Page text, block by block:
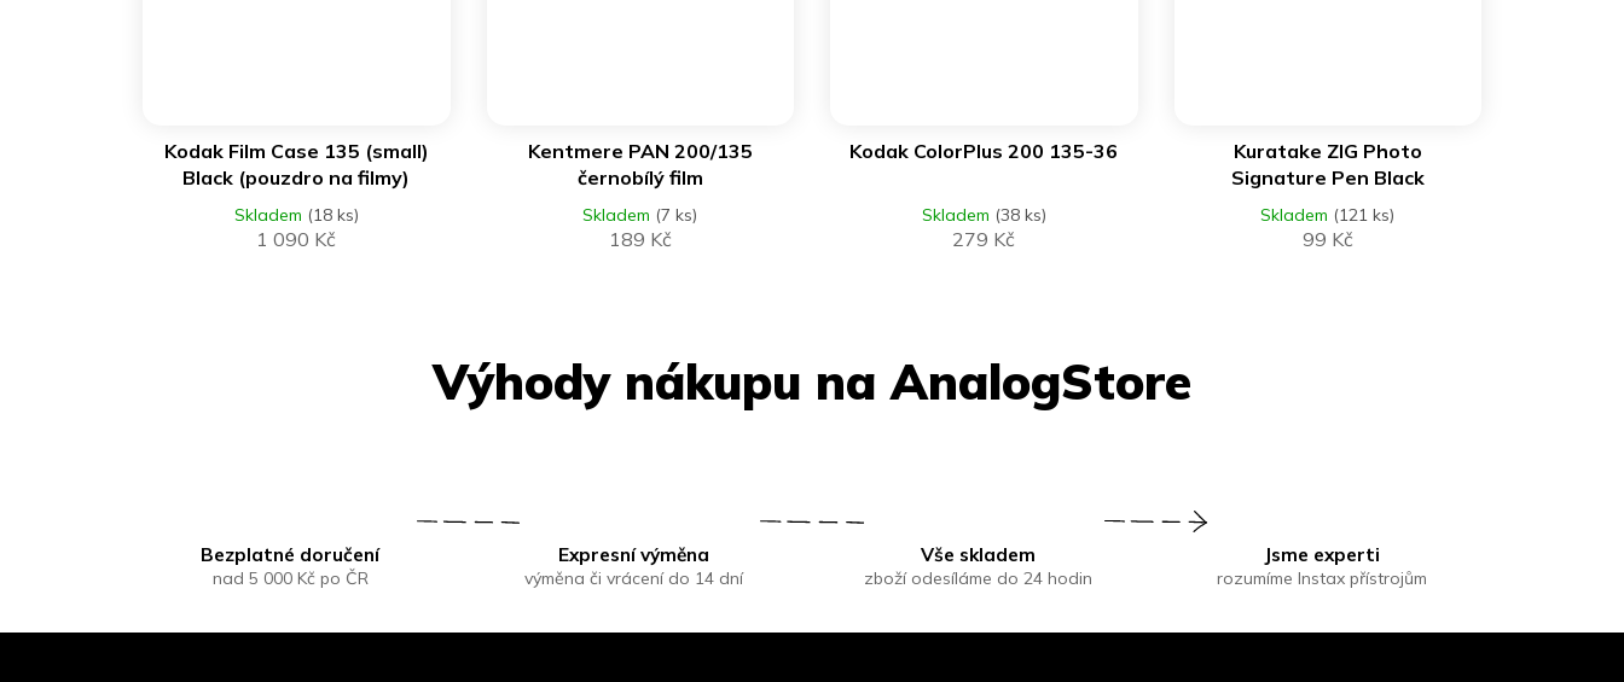
Bezplatné doručení
nad 5 000 Kč po ČR
Expresní výměna
výměna či vrácení do 14 dní
Vše skladem
zboží odesíláme do 24 hodin
Jsme experti
rozumíme Instax přístrojům
Kodak Film Case 135 (small)
Black (pouzdro na filmy)
Skladem (18 ks)
1 090 Kč
Kentmere PAN 200/135
černobílý film
Skladem (7 ks)
189 Kč
Kodak ColorPlus 200 135-36
Skladem (38 ks)
279 Kč
Kuratake ZIG Photo
Signature Pen Black
Skladem (121 ks)
99 Kč